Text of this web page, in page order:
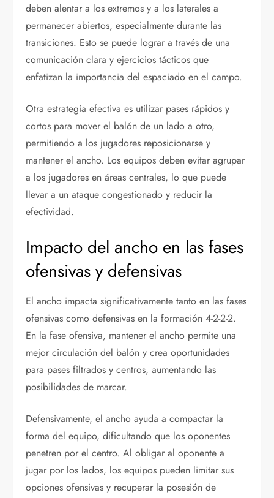
deben alentar a los extremos y a los laterales a
permanecer abiertos, especialmente durante las
transiciones. Esto se puede lograr a través de una
comunicación clara y ejercicios tácticos que
enfatizan la importancia del espaciado en el campo.
Otra estrategia efectiva es utilizar pases rápidos y
cortos para mover el balón de un lado a otro,
permitiendo a los jugadores reposicionarse y
mantener el ancho. Los equipos deben evitar agrupar
a los jugadores en áreas centrales, lo que puede
llevar a un ataque congestionado y reducir la
efectividad.
Impacto del ancho en las fases
ofensivas y defensivas
El ancho impacta significativamente tanto en las fases
ofensivas como defensivas en la formación 4-2-2-2.
En la fase ofensiva, mantener el ancho permite una
mejor circulación del balón y crea oportunidades
para pases filtrados y centros, aumentando las
posibilidades de marcar.
Defensivamente, el ancho ayuda a compactar la
forma del equipo, dificultando que los oponentes
penetren por el centro. Al obligar al oponente a
jugar por los lados, los equipos pueden limitar sus
opciones ofensivas y recuperar la posesión de